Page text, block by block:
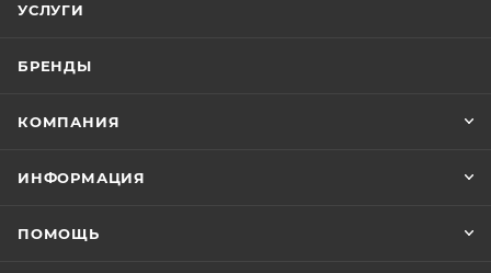
УСЛУГИ
БРЕНДЫ
КОМПАНИЯ
ИНФОРМАЦИЯ
ПОМОЩЬ